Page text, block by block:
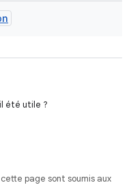
été utile ?
page sont soumis aux